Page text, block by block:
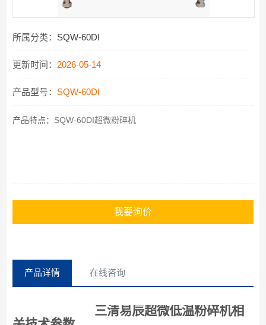
所属分类： SQW-60DI
更新时间： 2026-05-14
产品型号： SQW-60DI
产品特点： SQW-60DI超微粉碎机
我要询价
产品详情 在线咨询
三清易辰超微低温粉碎机相